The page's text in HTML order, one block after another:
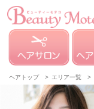
ヘアトップ > エリア一覧 >